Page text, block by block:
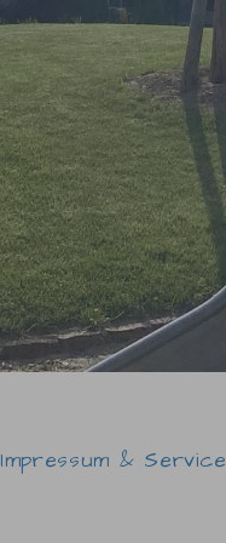
Impressum & Service